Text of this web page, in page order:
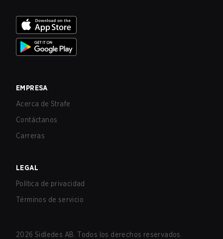
EMPRESA
Acerca de Strafe
Contáctanos
Carreras
LEGAL
Política de privacidad
Términos de servicio
2026 Sidledes AB. Todos los derechos reservados.